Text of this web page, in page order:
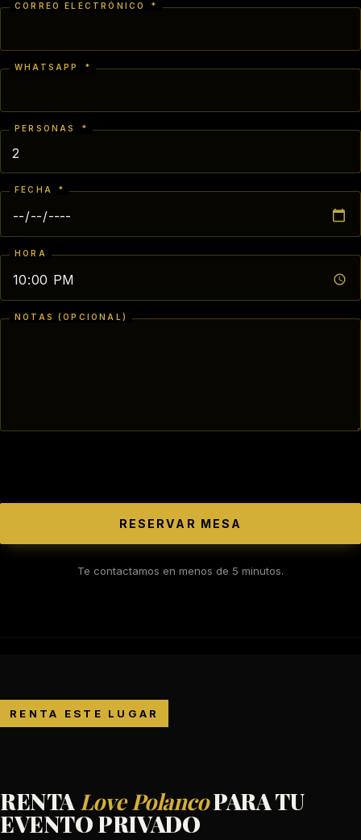
CORREO ELECTRÓNICO *
WHATSAPP *
PERSONAS *
FECHA *
HORA
NOTAS (OPCIONAL)
RESERVAR MESA
Te contactamos en menos de 5 minutos.
RENTA ESTE LUGAR
RENTALove PolancoPARA TU
EVENTO PRIVADO